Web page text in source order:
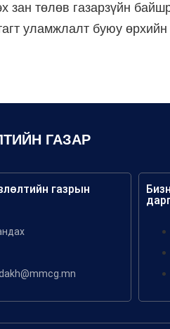
зан төлөв газарзүйн
уламжлалт буюу өрхийн
ГАЗАР
газрын